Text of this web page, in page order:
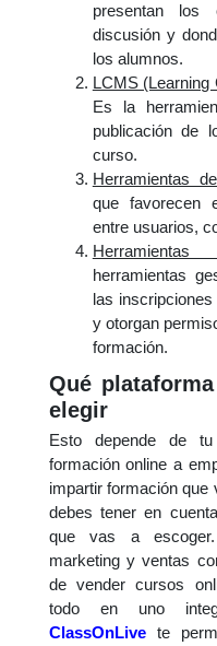
presentan
discusión y
los alumnos.
LCMS (Learning
Es la
publicación de
curso.
Herramientas
que favorecen
entre usuarios,
Herramientas
herramientas
las
y otorgan
formación.
Qué
elegir
Esto depende de
formación online a
impartir formación que
debes tener en
que vas a
marketing y ventas
de vender cursos
todo en uno
ClassOnLivete